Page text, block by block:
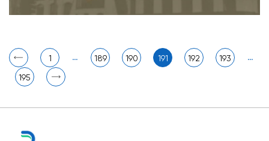
1 … 189 190 191 192 193 …
195